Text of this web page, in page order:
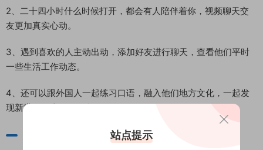
2、二十四小时什么时候打开，都会有人陪伴着你，视频聊天交
友更加真实心动。
3、遇到喜欢的人主动出动，添加好友进行聊天，查看他们平时
一些生活工作动态。
4、还可以跟外国人一起练习口语，融入他们地方文化，一起发
现新世界，真的很有意思。
站点提示